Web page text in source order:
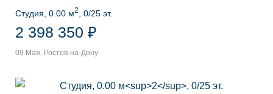
Студия, 0.00 м2 , 0/25 эт.
2 398 350 ₽
09 Мая, Ростов-на-Дону